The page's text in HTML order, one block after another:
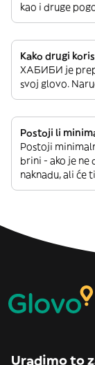
kao i druge
Kako drugi
ХАБИБИ je
svoj glovo.
Postoji li
Postoji
brini - ako je ne
naknadu, ali će
Uradimo to